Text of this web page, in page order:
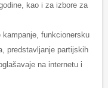
kao i za izbore za
kampanje, funkcionersku
predstavljanje partijskih
na internetu i